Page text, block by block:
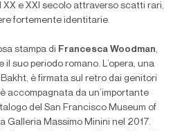
e XXI secolo attraverso scatti rari,
fortemente identitarie.
stampa di Francesca Woodman,
suo periodo romano. L’opera, una
è firmata sul retro dai genitori
accompagnata da un’importante
del San Francisco Museum of
Galleria Massimo Minini nel 2017.